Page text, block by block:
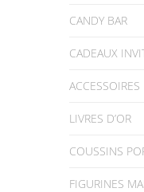
CANDY BAR
CADEAUX
ACCESSOIRES
LIVRES D’OR
COUSSINS
FIGURINES